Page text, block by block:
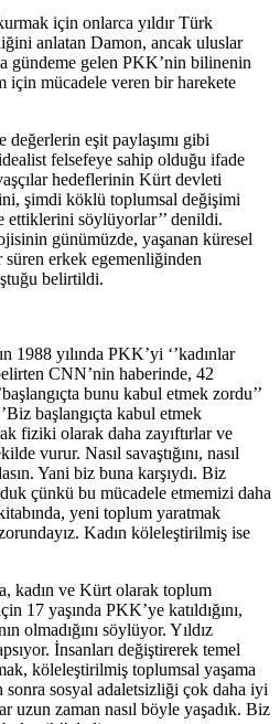
için onlarca yıldır Türk
anlatan Damon, ancak uluslar
gündeme gelen PKK’nin bilinenin
için mücadele veren bir harekete
eşit paylaşımı gibi
felsefeye sahip olduğu ifade
hedeflerinin Kürt devleti
şimdi köklü toplumsal değişimi
ettiklerini söylüyorlar’’ denildi.
günümüzde, yaşanan küresel
süren erkek egemenliğinden
belirtildi.
1988 yılında PKK’yi ‘’kadınlar
CNN’nin haberinde, 42
bunu kabul etmek zordu’’
başlangıçta kabul etmek
fiziki olarak daha zayıftırlar ve
vurur. Nasıl savaştığını, nasıl
Yani biz buna karşıydı. Biz
çünkü bu mücadele etmemizi daha
yeni toplum yaratmak
Kadın köleleştirilmiş ise
kadın ve Kürt olarak toplum
17 yaşında PKK’ye katıldığını,
olmadığını söylüyor. Yıldız
İnsanları değiştirerek temel
köleleştirilmiş toplumsal yaşama
sosyal adaletsizliği çok daha iyi
uzun zaman nasıl böyle yaşadık. Biz